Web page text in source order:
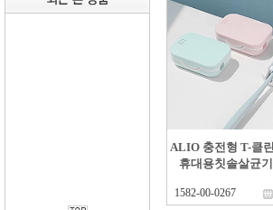
ALIO 충전형 T-클
휴대용칫솔살균
1582-00-0267